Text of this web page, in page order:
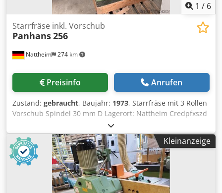
1 / 6
Nattheim 274 km
Starrfräse inkl. Vorschub
Panhans256
Preisinfo Anrufen
Zustand: gebraucht, Baujahr: 1973, Starrfräse mit 3 Rollen
Vorschub Spindel 30 mm D Lagerort: Nattheim Credpfxszd
Kleinanzeige